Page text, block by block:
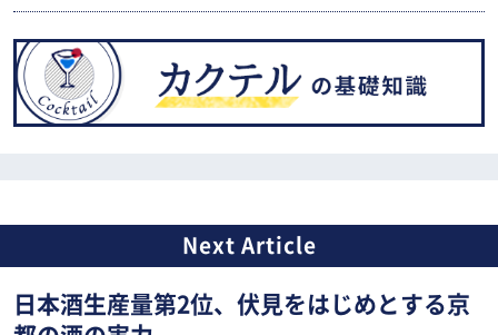
日本酒生産量第2位、伏見をはじめとする京